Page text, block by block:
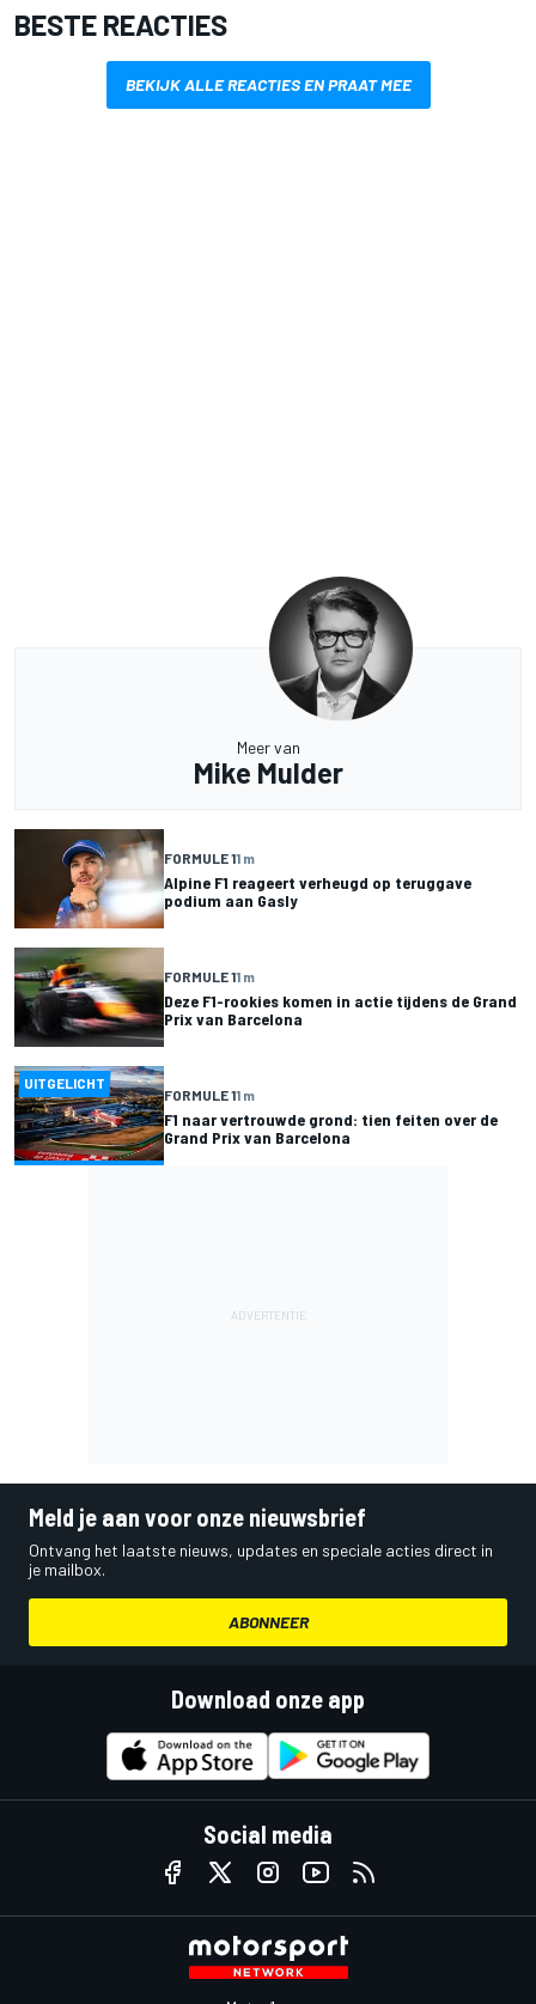
BESTE REACTIES
BEKIJK ALLE REACTIES EN PRAAT MEE
Meer van
Mike Mulder
FORMULE 11 m
Alpine F1 reageert verheugd op teruggave
podium aan Gasly
FORMULE 11 m
Deze F1-rookies komen in actie tijdens de Grand
Prix van Barcelona
UITGELICHT
FORMULE 11 m
F1 naar vertrouwde grond: tien feiten over de
Grand Prix van Barcelona
Meld je aan voor onze nieuwsbrief
Ontvang het laatste nieuws, updates en speciale acties direct in
je mailbox.
ABONNEER
Download onze app
Social media